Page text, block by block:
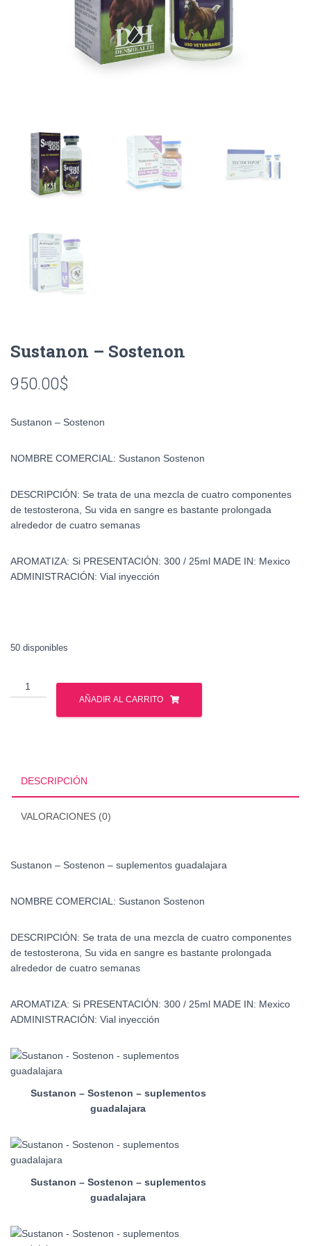
Sustanon – Sostenon
950.00$
Sustanon – Sostenon
NOMBRE COMERCIAL: Sustanon Sostenon
DESCRIPCIÓN: Se trata de una mezcla de cuatro componentes
de testosterona, Su vida en sangre es bastante prolongada
alrededor de cuatro semanas
AROMATIZA: Si PRESENTACIÓN: 300 / 25ml MADE IN: Mexico
ADMINISTRACIÓN: Vial inyección
50 disponibles
Sustanon
-
AÑADIR AL CARRITO
DESCRIPCIÓN
VALORACIONES (0)
Sustanon – Sostenon – suplementos guadalajara
NOMBRE COMERCIAL: Sustanon Sostenon
DESCRIPCIÓN: Se trata de una mezcla de cuatro componentes
de testosterona, Su vida en sangre es bastante prolongada
alrededor de cuatro semanas
AROMATIZA: Si PRESENTACIÓN: 300 / 25ml MADE IN: Mexico
ADMINISTRACIÓN: Vial inyección
Sustanon – Sostenon – suplementos
guadalajara
Sustanon – Sostenon – suplementos
guadalajara